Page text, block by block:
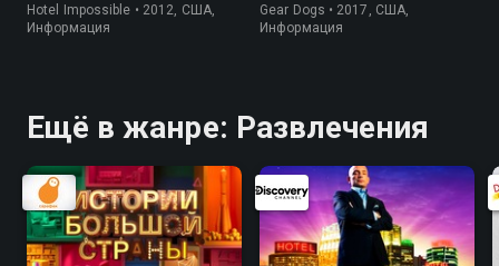
Hotel Impossible • 2012, США,
Информация
Gear Dogs • 2017, США,
Информация
Ещё в жанре: Развлечения